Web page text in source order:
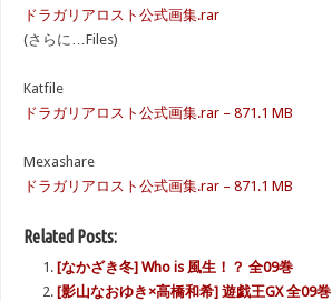
ドラガリアロスト公式画集.rar
(さらに…Files)
Katfile
ドラガリアロスト公式画集.rar – 871.1 MB
Mexashare
ドラガリアロスト公式画集.rar – 871.1 MB
Related Posts:
[なかざき冬] Who is 風生！？ 全09巻
[影山なおゆき×高橋和希] 遊戯王GX 全09巻